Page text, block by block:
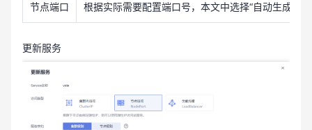
节点端口 根据实际需要配置端口号，本文中选择“自动生成”。
更新服务